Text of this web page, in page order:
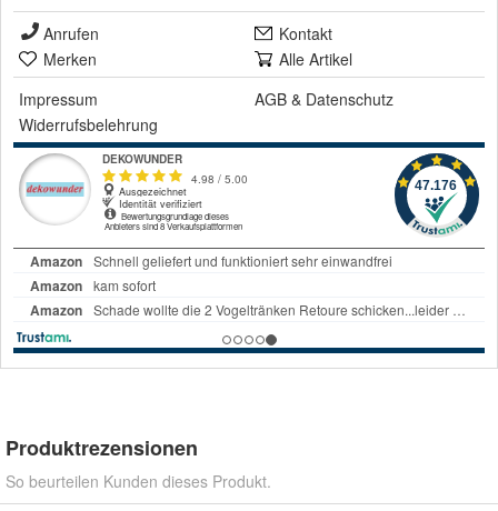
Anrufen
Kontakt
Merken
Alle Artikel
Impressum
AGB & Datenschutz
Widerrufsbelehrung
Produktrezensionen
So beurteilen Kunden dieses Produkt.